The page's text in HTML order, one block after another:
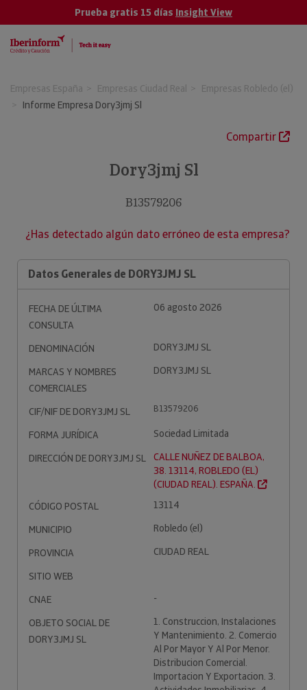
Prueba gratis 15 días Insight View
Empresas España Empresas Ciudad Real
Empresas Robledo (el)
Informe Empresa Dory3jmj Sl
Compartir
Dory3jmj Sl
B13579206
¿Has detectado algún dato erróneo de esta empresa?
Datos Generales de DORY3JMJ SL
FECHA DE ÚLTIMA
CONSULTA
06 agosto 2026
DENOMINACIÓN
DORY3JMJ SL
MARCAS Y NOMBRES
COMERCIALES
DORY3JMJ SL
CIF/NIF DE DORY3JMJ SL B13579206
FORMA JURÍDICA
Sociedad Limitada
DIRECCIÓN DE DORY3JMJ SL
CALLE NUÑEZ DE BALBOA,
38. 13114, ROBLEDO (EL)
(CIUDAD REAL). ESPAÑA.
CÓDIGO POSTAL
13114
MUNICIPIO
Robledo (el)
PROVINCIA
CIUDAD REAL
SITIO WEB
CNAE
-
OBJETO SOCIAL DE
DORY3JMJ SL
1. Construccion, Instalaciones
Y Mantenimiento. 2. Comercio
Al Por Mayor Y Al Por Menor.
Distribucion Comercial.
Importacion Y Exportacion. 3.